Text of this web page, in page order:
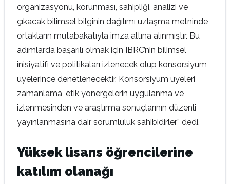
organizasyonu, korunması, sahipliği, analizi ve
çıkacak bilimsel bilginin dağılımı uzlaşma metninde
ortakların mutabakatıyla imza altına alınmıştır. Bu
adımlarda başarılı olmak için IBRC’nin bilimsel
inisiyatifi ve politikaları izlenecek olup konsorsiyum
üyelerince denetlenecektir. Konsorsiyum üyeleri
zamanlama, etik yönergelerin uygulanma ve
izlenmesinden ve araştırma sonuçlarının düzenli
yayınlanmasına dair sorumluluk sahibidirler” dedi.
Yüksek lisans öğrencilerine
katılım olanağı